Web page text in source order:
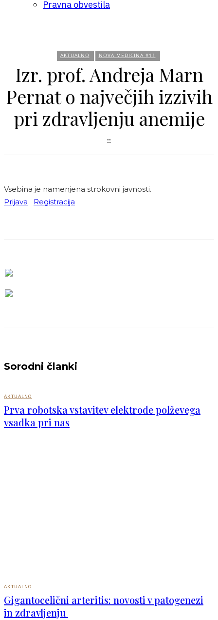
Pravna obvestila
AKTUALNO NOVA MEDICINA #11
Izr. prof. Andreja Marn
Pernat o največjih izzivih
pri zdravljenju anemije
--
Vsebina je namenjena strokovni javnosti.
Prijava
Registracija
Sorodni članki
AKTUALNO
Prva robotska vstavitev elektrode polževega
vsadka pri nas
AKTUALNO
Gigantocelični arteritis: novosti v patogenezi
in zdravljenju